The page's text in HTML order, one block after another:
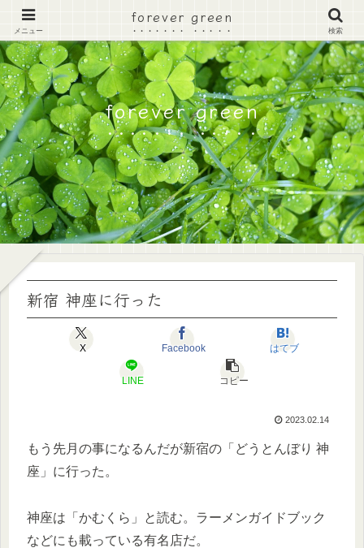
forever green
新宿 神座に行った
X Facebook はてブ
LINE コピー
2023.02.14
もう先月の事になるんだが新宿の「どうとんぼり 神
座」に行った。
神座は「かむくら」と読む。ラーメンガイドブック
などにも載っている有名店だ。
メニュー
forever green
検索